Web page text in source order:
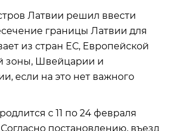
Латвии решил ввести
границы Латвии для
из стран ЕС, Европейской
зоны, Швейцарии и
если на это нет важного
с 11 по 24 февраля
постановлению, въезд